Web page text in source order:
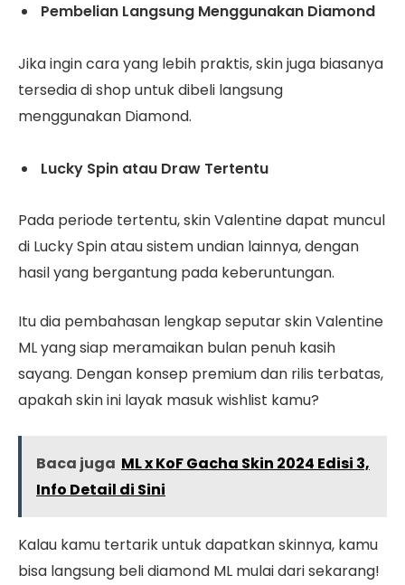
Pembelian Langsung Menggunakan Diamond
Jika ingin cara yang lebih praktis, skin juga biasanya
tersedia di shop untuk dibeli langsung
menggunakan Diamond.
Lucky Spin atau Draw Tertentu
Pada periode tertentu, skin Valentine dapat muncul
di Lucky Spin atau sistem undian lainnya, dengan
hasil yang bergantung pada keberuntungan.
Itu dia pembahasan lengkap seputar skin Valentine
ML yang siap meramaikan bulan penuh kasih
sayang. Dengan konsep premium dan rilis terbatas,
apakah skin ini layak masuk wishlist kamu?
Baca juga ML x KoF Gacha Skin 2024 Edisi 3,
Info Detail di Sini
Kalau kamu tertarik untuk dapatkan skinnya, kamu
bisa langsung beli diamond ML mulai dari sekarang!